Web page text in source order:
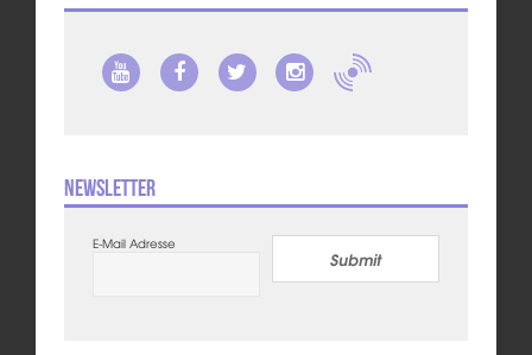
Newsletter
E-Mail Adresse
Submit